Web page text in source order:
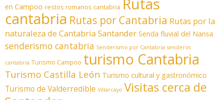
en Campoo restos romanos cantabria
cantabria Rutas por Cantabria Rutas por la
naturaleza de CantabriaSantander Senda fluvial del Nansa
senderismo cantabria Senderismo por Cantabria senderos
cantabria Turismo Campoo turismo Cantabria
Turismo Castilla León Turismo cultural y gastronómico
Turismo de Valderredible Villarcayo Visitas cerca de